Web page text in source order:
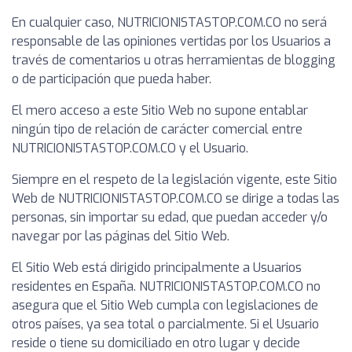
En cualquier caso, NUTRICIONISTASTOP.COM.CO no será
responsable de las opiniones vertidas por los Usuarios a
través de comentarios u otras herramientas de blogging
o de participación que pueda haber.
El mero acceso a este Sitio Web no supone entablar
ningún tipo de relación de carácter comercial entre
NUTRICIONISTASTOP.COM.CO y el Usuario.
Siempre en el respeto de la legislación vigente, este Sitio
Web de NUTRICIONISTASTOP.COM.CO se dirige a todas las
personas, sin importar su edad, que puedan acceder y/o
navegar por las páginas del Sitio Web.
El Sitio Web está dirigido principalmente a Usuarios
residentes en España. NUTRICIONISTASTOP.COM.CO no
asegura que el Sitio Web cumpla con legislaciones de
otros países, ya sea total o parcialmente. Si el Usuario
reside o tiene su domiciliado en otro lugar y decide